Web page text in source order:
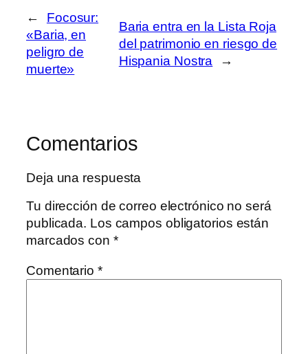
←
Focosur:
«Baria, en
peligro de
muerte»
Baria entra en la Lista Roja
del patrimonio en riesgo de
Hispania Nostra
→
Comentarios
Deja una respuesta
Tu dirección de correo electrónico no será
publicada. Los campos obligatorios están
marcados con *
Comentario *